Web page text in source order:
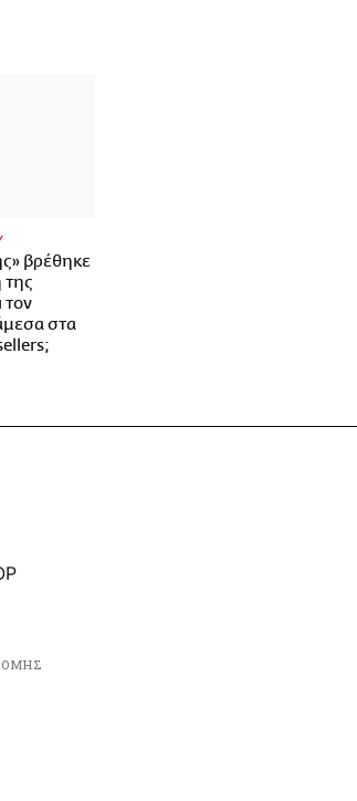
βρέθηκε
της
τον
στα